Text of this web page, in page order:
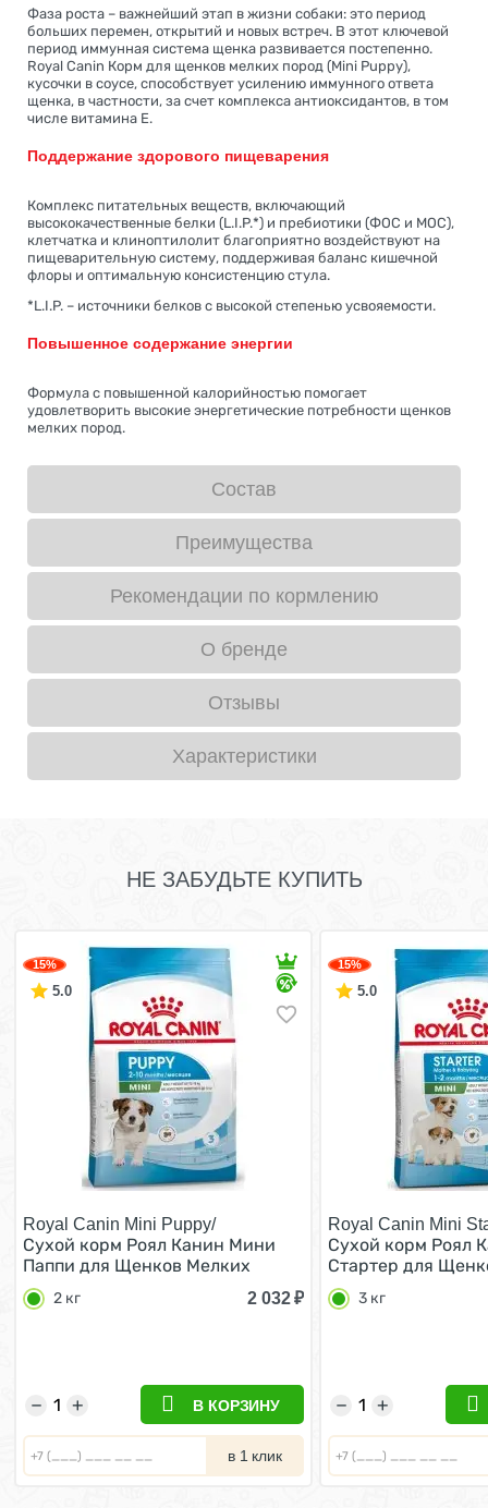
Фаза роста – важнейший этап в жизни собаки: это период
больших перемен, открытий и новых встреч. В этот ключевой
период иммунная система щенка развивается постепенно.
Royal Canin Корм для щенков мелких пород (Mini Puppy),
кусочки в соусе, способствует усилению иммунного ответа
щенка, в частности, за счет комплекса антиоксидантов, в том
числе витамина Е.
Поддержание здорового пищеварения
Комплекс питательных веществ, включающий
высококачественные белки (L.I.P.*) и пребиотики (ФОС и МОС),
клетчатка и клиноптилолит благоприятно воздействуют на
пищеварительную систему, поддерживая баланс кишечной
флоры и оптимальную консистенцию стула.
*L.I.P. – источники белков с высокой степенью усвояемости.
Повышенное содержание энергии
Формула с повышенной калорийностью помогает
удовлетворить высокие энергетические потребности щенков
мелких пород.
Состав
Преимущества
Рекомендации по кормлению
О бренде
Отзывы
Характеристики
НЕ ЗАБУДЬТЕ КУПИТЬ
15%
5.0
Royal Canin Mini Puppy/
Сухой корм Роял Канин Мини
Паппи для Щенков Мелких
пород в возрасте от 2 до 10
месяцев 2 кг
2 кг 2 032₽
+
− В КОРЗИНУ
в 1 клик
15%
5.0
Royal Canin Mini
Сухой корм Роял
Стартер для
пород в возрасте
кг
3 кг
+
−